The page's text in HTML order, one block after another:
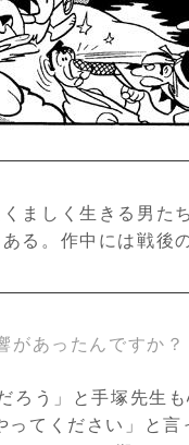
ましく生きる男た
る。作中には戦後
あったんですか？
ろう」と手塚先生
ってください」と